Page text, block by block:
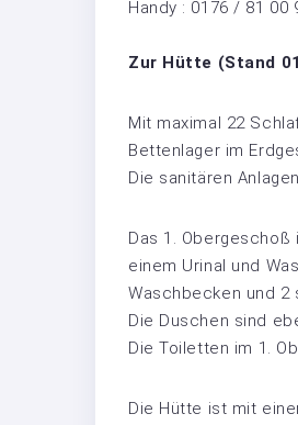
Handy : 0176 / 81 00
Zur Hütte (Stand
Mit maximal 22
Bettenlager im
Die sanitären
Das 1.
einem Urinal und
Waschbecken und 2
Die Duschen sind
Die Toiletten im 1.
Die Hütte ist mit